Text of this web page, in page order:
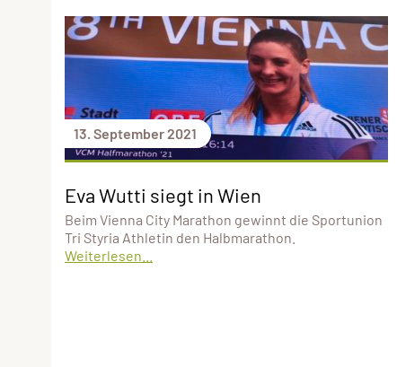
13. September 2021
Eva Wutti siegt in Wien
Beim Vienna City Marathon gewinnt die Sportunion
Tri Styria Athletin den Halbmarathon.
Weiterlesen...